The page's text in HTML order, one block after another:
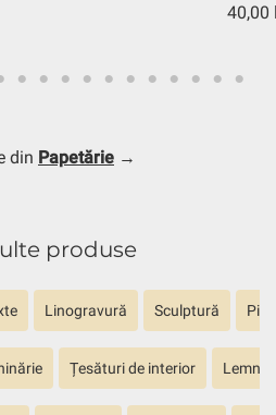
40,00
din Papetărie →
produse
Linogravură Sculptură
Țesături de interior Lemn